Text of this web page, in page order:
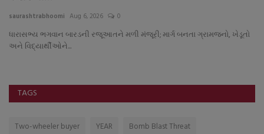
માર્ગ બનતા ગ્રામજનો, ખેડૂતો
saurashtrabhoomi
TAGS
Two-wheeler buyer YEAR
Bomb Blast Threat